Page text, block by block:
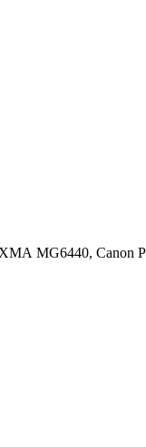
MG6440, Canon